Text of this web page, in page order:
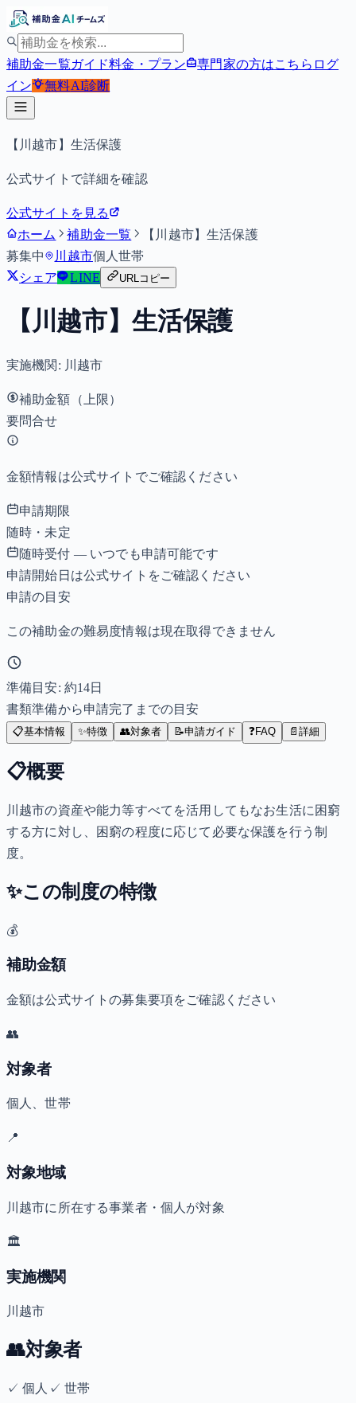
補助金一覧ガイド料金・プラン 専門家の方はこちら ログ
イン
無料AI診断
【川越市】生活保護
公式サイトで詳細を確認
公式サイトを見る
ホーム
補助金一覧
【川越市】生活保護
募集中
川越市個人世帯
シェア
LINE URLコピー
【川越市】生活保護
実施機関: 川越市
補助金額（上限）
要問合せ
金額情報は公式サイトでご確認ください
申請期限
随時・未定
随時受付 — いつでも申請可能です
申請開始日は公式サイトをご確認ください
申請の目安
この補助金の難易度情報は現在取得できません
準備目安: 約14日
書類準備から申請完了までの目安
📋基本情報 ✨特徴 👥対象者 📝申請ガイド ❓FAQ 📄 詳細
📋概要
川越市の資産や能力等すべてを活用してもなお生活に困窮
する方に対し、困窮の程度に応じて必要な保護を行う制
度。
✨この制度の特徴
💰
補助金額
金額は公式サイトの募集要項をご確認ください
👥
対象者
個人、世帯
📍
対象地域
川越市に所在する事業者・個人が対象
🏛️
実施機関
川越市
👥対象者
✓個人 ✓ 世帯